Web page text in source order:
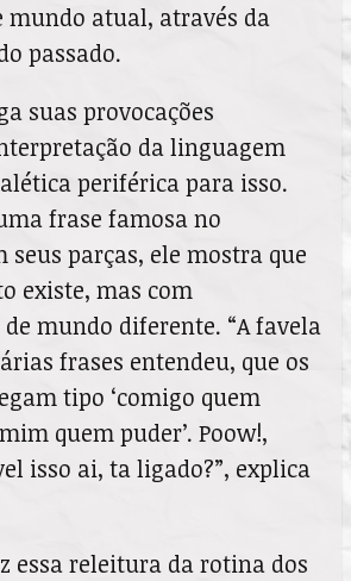
atual, através da
passado.
suas provocações
da linguagem
periférica para isso.
frase famosa no
seus parças, ele mostra que
existe, mas com
mundo diferente. “A favela
frases entendeu, que os
tipo ‘comigo quem
quem puder’. Poow!,
isso ai, ta ligado?”, explica
essa releitura da rotina dos